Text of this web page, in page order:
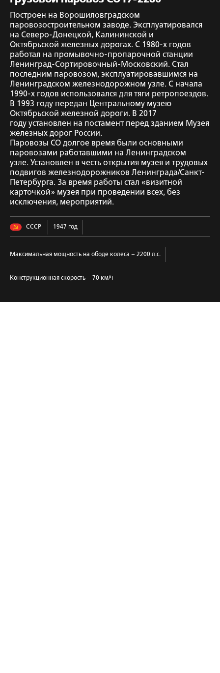
Построен на Ворошиловградском
паровозостроительном заводе. Эксплуатировался
на Северо-Донецкой, Калининской и
Октябрьской железных дорогах. С 1980-х годов
работал на промывочно-пропарочной станции
Ленинград-Сортировочный-Московский. Стал
последним паровозом, эксплуатировавшимся на
Ленинградском железнодорожном узле. С начала
1990-х годов использовался для тяги ретропоездов.
В 1993 году передан Центральному музею
Октябрьской железной дороги. В 2017
году установлен на постамент перед зданием Музея
железных дорог России.
Паровозы СО долгое время были основными
паровозами работавшими на Ленинградском
узле. Установлен в честь открытия музея и трудовых
подвигов железнодорожников Ленинграда/Санкт-
Петербурга. За время работы стал «визитной
карточкой» музея при проведении всех, без
исключения, мероприятий.
СССР 1947 год
Максимальная мощность на ободе колеса – 2200 л.с.
Конструкционная скорость – 70 км/ч